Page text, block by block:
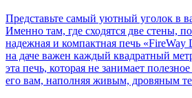
Представьте самый уютный уголок в
Именно там, где сходятся две стены,
надежная и компактная печь
на даче важен каждый квадратный
эта печь, которая не занимает
его вам, наполняя живым, дровяным